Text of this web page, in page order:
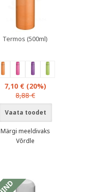
Termos (500ml)
7,10 € (20%)
8,88 €
Vaata toodet
Märgi meeldivaks
Võrdle